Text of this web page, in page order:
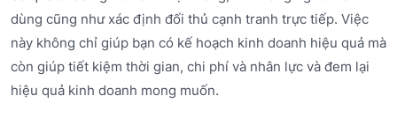
dùng cũng như xác định đối thủ cạnh tranh trực tiếp. Việc
này không chỉ giúp bạn có kế hoạch kinh doanh hiệu quả mà
còn giúp tiết kiệm thời gian, chi phí và nhân lực và đem lại
hiệu quả kinh doanh mong muốn.